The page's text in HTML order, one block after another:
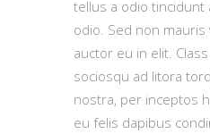
tellus a odio tincidunt
odio. Sed non
auctor eu in elit.
sociosqu ad litora
nostra, per inceptos
eu felis dapibus